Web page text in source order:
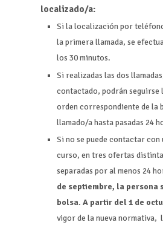
localizado/a:
Si la localización por
la primera llamada, se
los 30 minutos.
Si realizadas las dos
contactado, podrán seguirse
orden correspondiente de la
llamado/a hasta pasadas 24
Si no se puede contactar con
curso, en tres ofertas
separadas por al menos 24
de septiembre, la persona
bolsa.A partir del 1 de
vigor de la nueva normativa,